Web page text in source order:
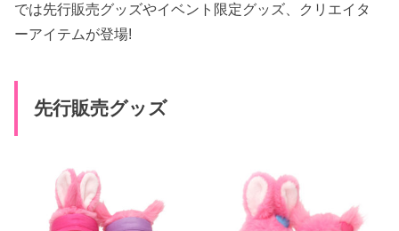
では先行販売グッズやイベント限定グッズ、クリエイタ
ーアイテムが登場!
先行販売グッズ